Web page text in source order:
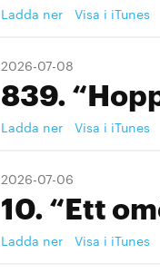
Ladda ner Visa i iTunes
2026-07-08
839.
Ladda ner Visa i iTunes
2026-07-06
10. “Ett
Ladda ner Visa i iTunes